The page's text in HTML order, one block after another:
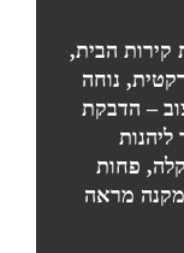
הבית,
נוחה
– הדבקת
פחות
מראה